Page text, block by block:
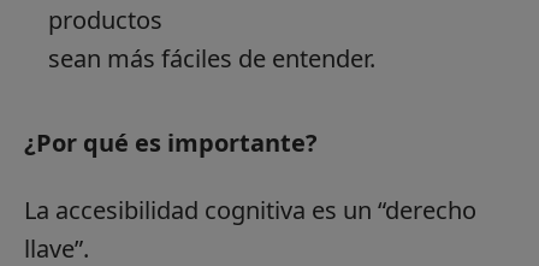
productos
sean más fáciles de entender.
¿Por qué es importante?
La accesibilidad cognitiva es un “derecho
llave”.